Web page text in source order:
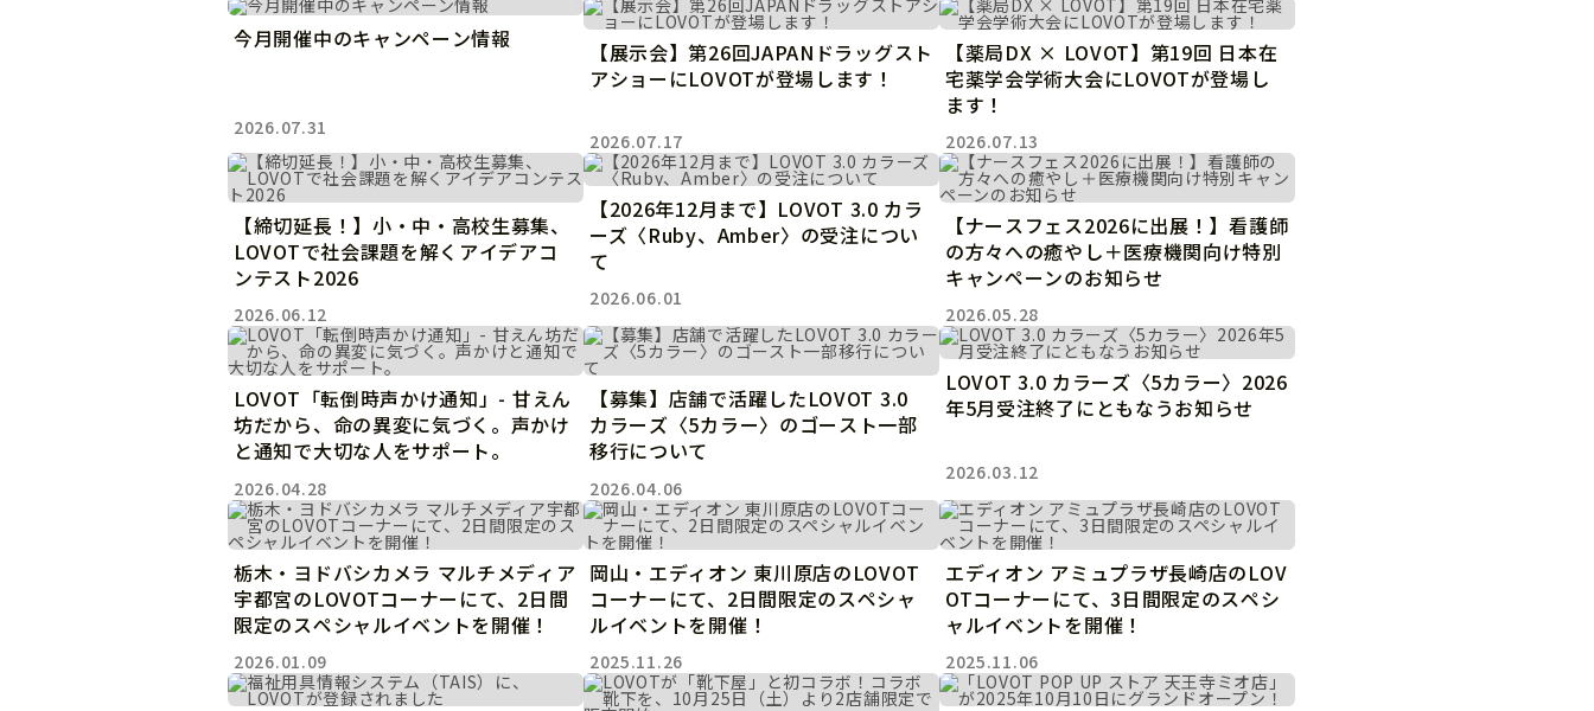
費用をシミュレーション / 購入
LOVOT 2.0
LOVOT 2.0について詳しく
費用をシミュレーション / 購入
15分の触れ合いでストレス低減
LOVOT購入キャンペーン
LOVOTの返金保証
ご購入前のよくある質問
今月のキャンペーン情報
LOVOT紹介制度
訪問設定サポート
これからLOVOTをお迎えしたい方へ
お迎えを迷われている方へ
お役立ちガイド
定期メンテナンス・治療
サポートサービス(ご契約者様用)
ウェブFAQ(よくある質問)
OFFICE LOVOT
LOVOT 導入事例
法人様限定 無料お試し導入
ふるさと納税
LOVOT本体・グッズ
今月開催中のキャンペーン情報
2026.07.31
【展示会】第26回JAPANドラッグスト
アショーにLOVOTが登場します！
2026.07.17
【薬局DX × LOVOT】第19回 日本在
宅薬学会学術大会にLOVOTが登場し
ます！
2026.07.13
【締切延長！】小・中・高校生募集、
LOVOTで社会課題を解くアイデアコ
ンテスト2026
2026.06.12
【2026年12月まで】LOVOT 3.0 カラ
ーズ〈Ruby、Amber〉の受注につい
て
2026.06.01
【ナースフェス2026に出展！】看護師
の方々への癒やし＋医療機関向け特別
キャンペーンのお知らせ
2026.05.28
LOVOT「転倒時声かけ通知」- 甘えん
坊だから、命の異変に気づく。声かけ
と通知で大切な人をサポート。
2026.04.28
【募集】店舗で活躍したLOVOT 3.0
カラーズ〈5カラー〉のゴースト一部
移行について
2026.04.06
LOVOT 3.0 カラーズ〈5カラー〉2026
年5月受注終了にともなうお知らせ
2026.03.12
栃木・ヨドバシカメラ マルチメディア
宇都宮のLOVOTコーナーにて、2日間
限定のスペシャルイベントを開催！
2026.01.09
岡山・エディオン 東川原店のLOVOT
コーナーにて、2日間限定のスペシャ
ルイベントを開催！
2025.11.26
エディオン アミュプラザ長崎店のLOV
OTコーナーにて、3日間限定のスペシ
ャルイベントを開催！
2025.11.06